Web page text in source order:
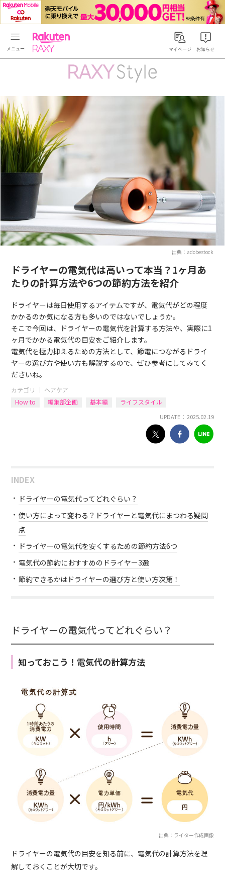
Rakuten RAXYマイページ お知らせ
出典：adobestock
ドライヤーの電気代は高いって本当？1ヶ月あ
たりの計算方法や6つの節約方法を紹介
ドライヤーは毎日使用するアイテムですが、電気代がどの程度
かかるのか気になる方も多いのではないでしょうか。
そこで今回は、ドライヤーの電気代を計算する方法や、実際に1
ヶ月でかかる電気代の目安をご紹介します。
電気代を極力抑えるための方法として、節電につながるドライ
ヤーの選び方や使い方も解説するので、ぜひ参考にしてみてく
ださいね。
カテゴリ ｜ ヘアケア
How to
編集部企画 基本編 ライフスタイル
UPDATE： 2025.02.19
INDEX
ドライヤーの電気代ってどれぐらい？
使い方によって変わる？ドライヤーと電気代にまつわる疑問
点
ドライヤーの電気代を安くするための節約方法6つ
電気代の節約におすすめのドライヤー3選
節約できるかはドライヤーの選び方と使い方次第！
ドライヤーの電気代ってどれぐらい？
知っておこう！電気代の計算方法
出典：ライター作成画像
ドライヤーの電気代の目安を知る前に、電気代の計算方法を理
解しておくことが大切です。